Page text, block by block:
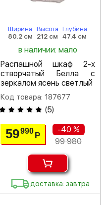
Ширина
80.2 см
Высота
212 см
Глубина
47.4 см
в наличии: мало
Распашной шкаф 2-х
створчатый Белла с
зеркалом ясень светлый
Код товара: 187677
(5)
59990 Р
-40 %
99 980
доставка: завтра